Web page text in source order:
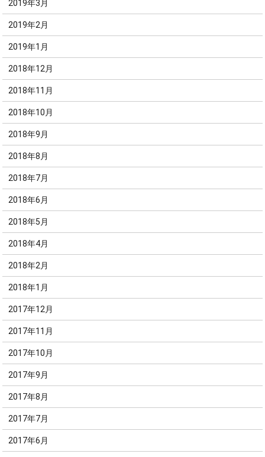
2019年3月
2019年2月
2019年1月
2018年12月
2018年11月
2018年10月
2018年9月
2018年8月
2018年7月
2018年6月
2018年5月
2018年4月
2018年2月
2018年1月
2017年12月
2017年11月
2017年10月
2017年9月
2017年8月
2017年7月
2017年6月